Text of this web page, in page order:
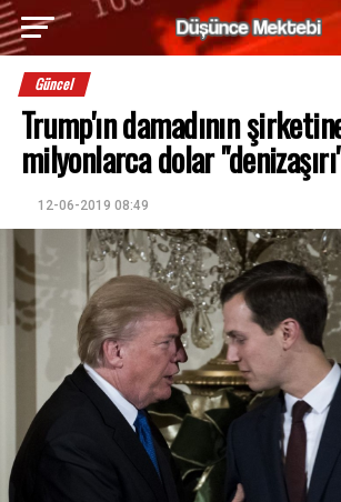
Güncel
Trump'ın damadının
milyonlarca dolar
12-06-2019 08:49